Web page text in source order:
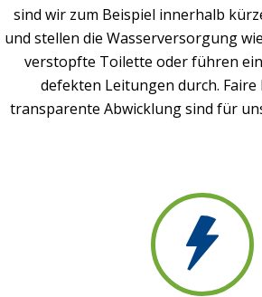
sind wir zum Beispiel innerhalb
und stellen die Wasserversorgung
verstopfte Toilette oder führen
defekten Leitungen durch. Faire
transparente Abwicklung sind für